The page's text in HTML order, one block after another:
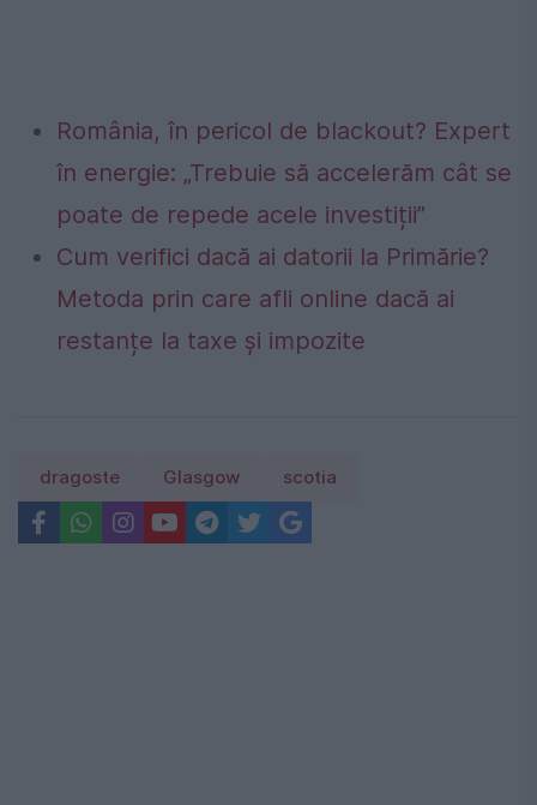
România, în pericol de blackout? Expert
în energie: „Trebuie să accelerăm cât se
poate de repede acele investiții”
Cum verifici dacă ai datorii la Primărie?
Metoda prin care afli online dacă ai
restanțe la taxe și impozite
dragoste Glasgow scotia